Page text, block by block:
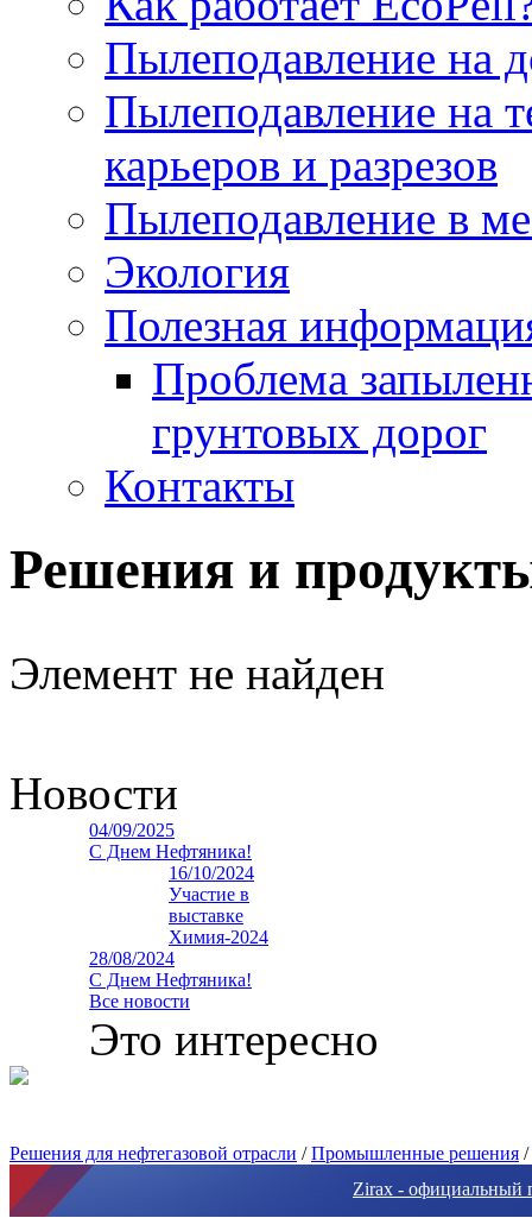
Пылеподавление на
Пылеподавление на
карьеров и разрезов
Пылеподавление в
Экология
Полезная
Проблема
грунтовых дорог
Контакты
Решения и
Элемент не найден
Новости
04/09/2025
С Днем Нефтяника!
16/10/2024
Участие в
выставке
Химия-2024
28/08/2024
С Днем Нефтяника!
Все новости
Это интересно
Решения для нефтегазовой отрасли /Промышленные решения /
Zirax - официальный